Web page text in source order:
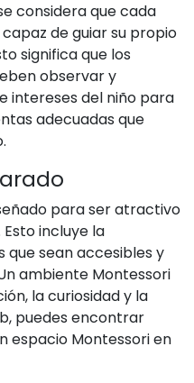
considera que cada
de guiar su propio
significa que los
observar y
intereses del niño para
adecuadas que
para ser atractivo
incluye la
que sean accesibles y
ambiente Montessori
la curiosidad y la
puedes encontrar
espacio Montessori en